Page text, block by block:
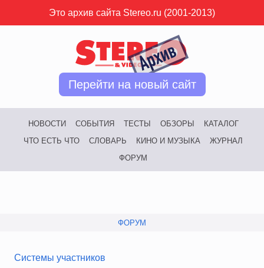
Это архив сайта Stereo.ru (2001-2013)
Перейти на новый сайт
НОВОСТИ СОБЫТИЯ ТЕСТЫ ОБЗОРЫ
КАТАЛОГ
ЧТО ЕСТЬ ЧТО
СЛОВАРЬ КИНО И МУЗЫКА
ЖУРНАЛ
ФОРУМ
ФОРУМ
Системы участников